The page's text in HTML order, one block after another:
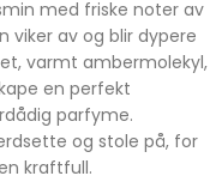
med friske noter av
viker av og blir dypere
varmt ambermolekyl,
en perfekt
parfyme.
og stole på, for
kraftfull.